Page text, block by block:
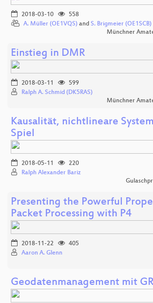
2018-03-10
558
A. Müller (OE1VQS) and S. Brigmeier (OE1SCB)
Münchner
Einstieg in DMR
2018-03-11
599
Ralph A. Schmid (DK5RAS)
Münchner
Kausalität, nichtlineare
Spiel
2018-05-11
220
Ralph Alexander Bariz
Presenting the Powerful
Packet Processing with P4
2018-11-22
405
Aaron A. Glenn
Geodatenmanagement mit